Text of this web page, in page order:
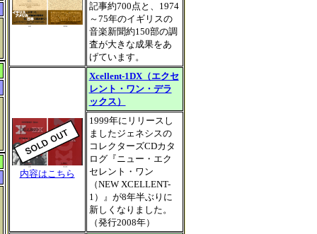
記事約700点と、1974
～75年のイギリスの
音楽新聞約150部の調
査が大きな成果をあ
げています。
内容はこちら
Xcellent-1DX（エクセ
レント・ワン・デラ
ックス）
1999年にリリースし
ましたジェネシスの
コレクターズCDカタ
ログ『ニュー・エク
セレント・ワン
（NEW XCELLENT-
1）』が8年半ぶりに
新しくなりました。
（発行2008年）